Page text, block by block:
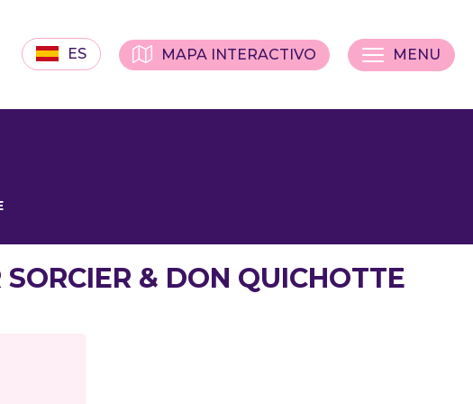
ES MAPA INTERACTIVO MENU
& DON QUICHOTTE